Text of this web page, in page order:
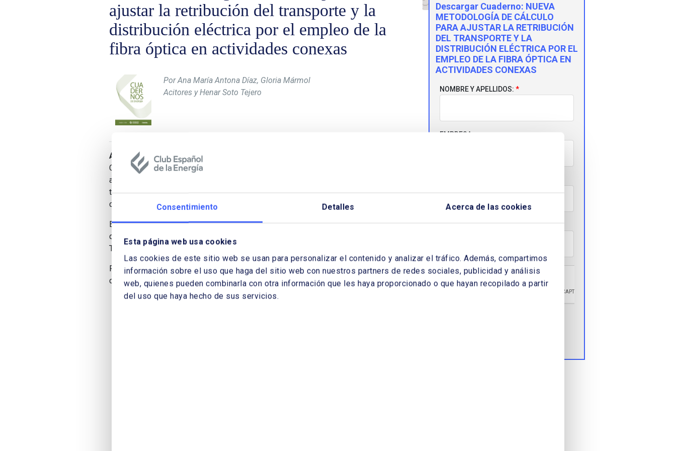
Consentimiento Detalles Acerca de las cookies
Esta página web usa cookies
Las cookies de este sitio web se usan para personalizar el contenido y analizar el tráfico. Además, compartimos
información sobre el uso que haga del sitio web con nuestros partners de redes sociales, publicidad y análisis
web, quienes pueden combinarla con otra información que les haya proporcionado o que hayan recopilado a partir
del uso que haya hecho de sus servicios.
ajustar la retribución del transporte y la
distribución eléctrica por el empleo de la
fibra óptica en actividades conexas
Por Ana María Antona Díaz, Gloria Mármol
Acitores y Henar Soto Tejero
Ana María Antona Díaz, Gloria Mármol Acitore
Co­misión Nacional de los Mercados y la Competencia – CNMC) nos presentan un
artículo sobre la nueva metodología de cálculo para ajustar la retribución del
transporte y la distribución eléctrica, por empleo de la fibra óptica en actividades
conexas, y que fue aprobada el pasado 18 de enero.
En él, evalúan las distintas opciones metodológicas existentes y explican en cuál
de ellas está basada la metodología publicada por la CNMC, y sus componentes.
También analizan el tratamiento que dan a este tema otros reguladores europeos.
Para descargarlo es necesario rellenar el formulario, no es necesario identificarse
como Socio.
Descargar Cuaderno: NUEVA
METODOLOGÍA DE CÁLCULO
PARA AJUSTAR LA RETRIBUCIÓN
DEL TRANSPORTE Y LA
DISTRIBUCIÓN ELÉCTRICA POR EL
EMPLEO DE LA FIBRA ÓPTICA EN
ACTIVIDADES CONEXAS
NOMBRE Y APELLIDOS:
EMPRESA:
TELÉFONO: